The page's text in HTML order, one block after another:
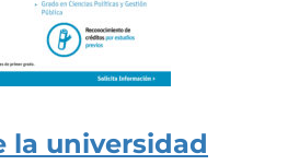
la universidad